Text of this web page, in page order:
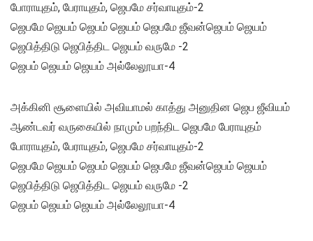
போராயுதம், பேராயுதம், ஜெபமே சர்வாயுதம்-2
ஜெபமே ஜெயம் ஜெபம் ஜெயம் ஜெபமே ஜீவன்ஜெபம் ஜெயம்
ஜெபித்திடு ஜெபித்திட ஜெயம் வருமே -2
ஜெபம் ஜெயம் ஜெயம் அல்லேலூயா-4
அக்கினி சூளையில் அவியாமல் காத்து அனுதின ஜெப ஜீவியம்
ஆண்டவர் வருகையில் நாமும் பறந்திட ஜெபமே பேராயுதம்
போராயுதம், பேராயுதம், ஜெபமே சர்வாயுதம்-2
ஜெபமே ஜெயம் ஜெபம் ஜெயம் ஜெபமே ஜீவன்ஜெபம் ஜெயம்
ஜெபித்திடு ஜெபித்திட ஜெயம் வருமே -2
ஜெபம் ஜெயம் ஜெயம் அல்லேலூயா-4